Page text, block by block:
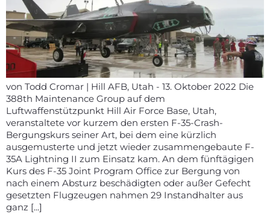
von Todd Cromar | Hill AFB, Utah - 13. Oktober 2022 Die
388th Maintenance Group auf dem
Luftwaffenstützpunkt Hill Air Force Base, Utah,
veranstaltete vor kurzem den ersten F-35-Crash-
Bergungskurs seiner Art, bei dem eine kürzlich
ausgemusterte und jetzt wieder zusammengebaute F-
35A Lightning II zum Einsatz kam. An dem fünftägigen
Kurs des F-35 Joint Program Office zur Bergung von
nach einem Absturz beschädigten oder außer Gefecht
gesetzten Flugzeugen nahmen 29 Instandhalter aus
ganz [...]